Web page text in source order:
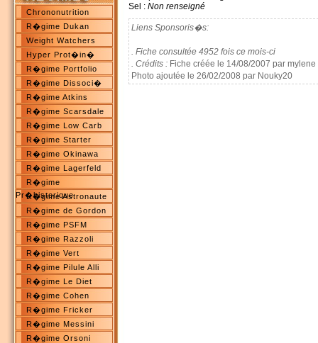
Chrononutrition
R�gime Dukan
Weight Watchers
Hyper Prot�in�
R�gime Portfolio
R�gime Dissoci�
R�gime Atkins
R�gime Scarsdale
R�gime Low Carb
R�gime Starter
R�gime Okinawa
R�gime Lagerfeld
R�gime
Pr�historique
R�gime Astronaute
R�gime de Gordon
R�gime PSFM
R�gime Razzoli
R�gime Vert
R�gime Pilule Alli
R�gime Le Diet
R�gime Cohen
R�gime Fricker
R�gime Messini
R�gime Orsoni
Sel : Non renseigné
Liens Sponsoris�s:
. Fiche consultée 4952 fois ce mois-ci
. Crédits :Fiche créée le 14/08/2007 par mylene
Photo ajoutée le 26/02/2008 par Nouky20